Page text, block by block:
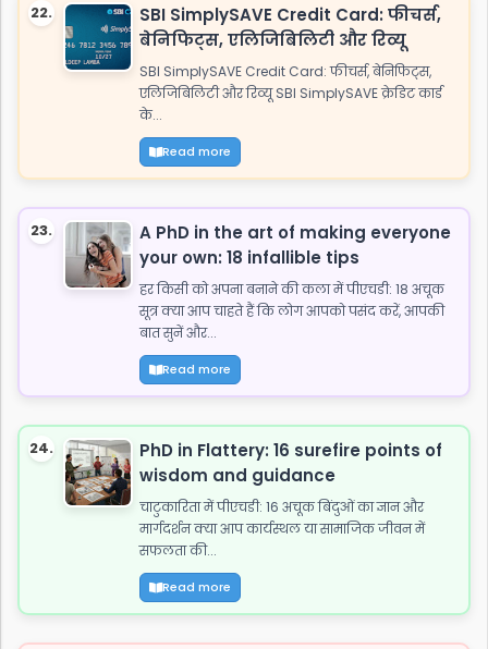
22.
SBI SimplySAVE Credit Card: फीचर्स,
बेनिफिट्स, एलिजिबिलिटी और रिव्यू
SBI SimplySAVE Credit Card: फीचर्स, बेनिफिट्स,
एलिजिबिलिटी और रिव्यू SBI SimplySAVE क्रेडिट कार्ड
के...
Read more
23.
A PhD in the art of making everyone
your own: 18 infallible tips
हर किसी को अपना बनाने की कला में पीएचडी: 18 अचूक
सूत्र क्या आप चाहते हैं कि लोग आपको पसंद करें, आपकी
बात सुनें और...
Read more
24.
PhD in Flattery: 16 surefire points of
wisdom and guidance
चाटुकारिता में पीएचडी: 16 अचूक बिंदुओं का ज्ञान और
मार्गदर्शन क्या आप कार्यस्थल या सामाजिक जीवन में
सफलता की...
Read more